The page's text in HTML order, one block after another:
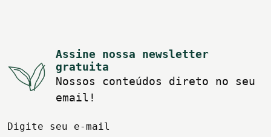
Assine nossa newsletter
gratuita
Nossos conteúdos direto no seu
email!
Digite seu e-mail